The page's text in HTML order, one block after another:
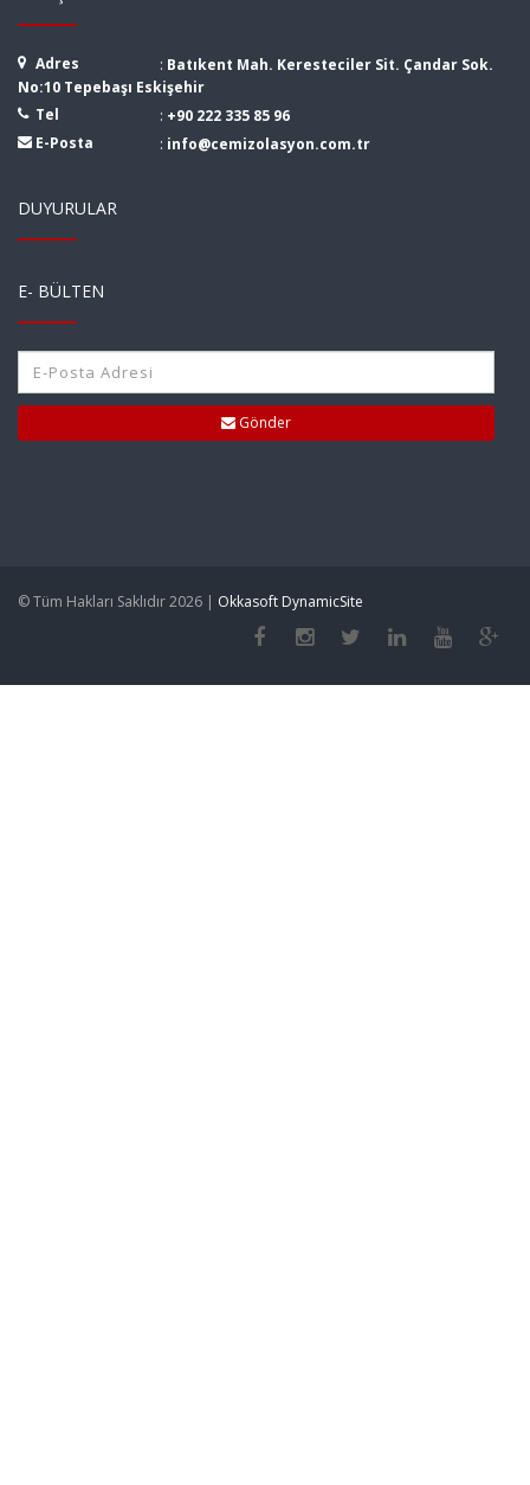
Adres : Batıkent Mah. Keresteciler Sit. Çandar Sok.
No:10 Tepebaşı Eskişehir
Tel
: +90 222 335 85 96
E-Posta
: info@cemizolasyon.com.tr
DUYURULAR
E- BÜLTEN
Gönder
© Tüm Hakları Saklıdır 2026 | Okkasoft DynamicSite